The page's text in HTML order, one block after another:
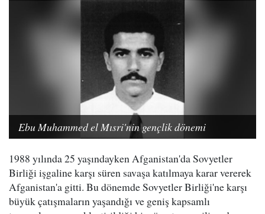
Ebu Muhammed el Mısri'nin gençlik dönemi
1988 yılında 25 yaşındayken Afganistan'da Sovyetler
Birliği işgaline karşı süren savaşa katılmaya karar vererek
Afganistan'a gitti. Bu dönemde Sovyetler Birliği'ne karşı
büyük çatışmaların yaşandığı ve geniş kapsamlı